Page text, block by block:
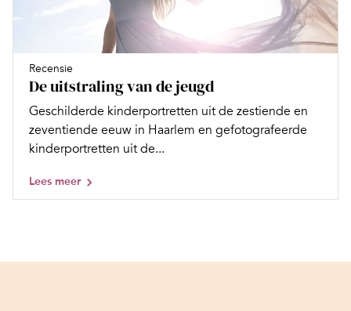
Recensie
De uitstraling van de jeugd
Geschilderde kinderportretten uit de zestiende en
zeventiende eeuw in Haarlem en gefotografeerde
kinderportretten uit de...
Lees meer